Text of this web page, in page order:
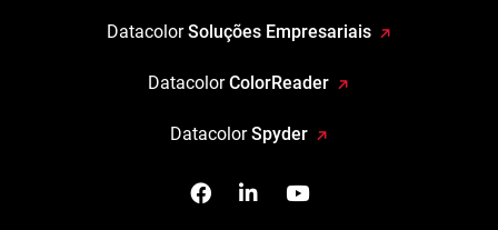
DatacolorSoluções Empresariais
DatacolorColorReader
DatacolorSpyder
FacebookSiga-nos no Linkedin
Assista-nos no